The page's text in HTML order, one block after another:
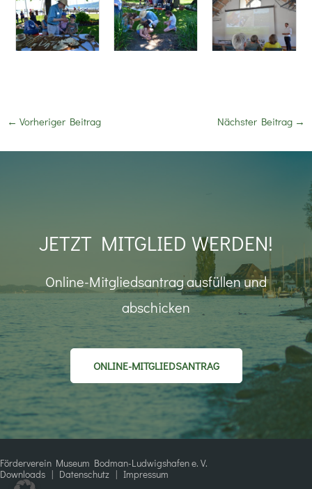
← Vorheriger Beitrag Nächster Beitrag →
JETZT MITGLIED WERDEN!
Online-Mitgliedsantrag ausfüllen und
abschicken
ONLINE-MITGLIEDSANTRAG
Förderverein Museum Bodman-Ludwigshafen e. V.
Downloads | Datenschutz | Impressum